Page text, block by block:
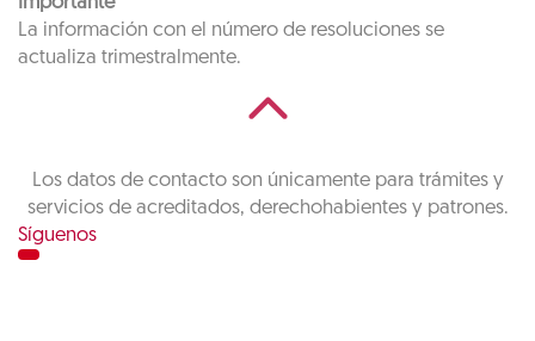
La información con el número de resoluciones se
actualiza trimestralmente.
Los datos de contacto son únicamente para trámites y
servicios de acreditados, derechohabientes y patrones.
Síguenos